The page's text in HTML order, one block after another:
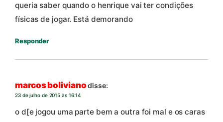
queria saber quando o henrique vai ter condições
físicas de jogar. Está demorando
Responder
marcos bolivianodisse:
23 de julho de 2015 às 16:14
o d[e jogou uma parte bem a outra foi mal e os caras